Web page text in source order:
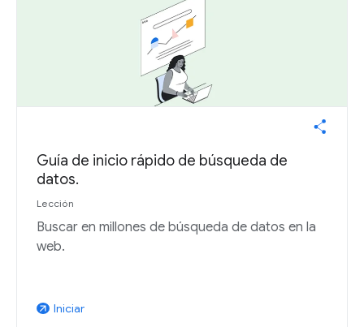
Guía de inicio rápido de búsqueda de
datos.
Lección
Buscar en millones de búsqueda de datos en la
web.
arrow_outward Iniciar